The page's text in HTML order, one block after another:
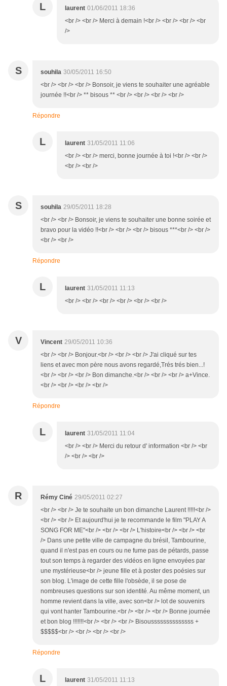
L laurent 01/06/2011 18:36
<br /> <br /> Merci à demain !<br /> <br /> <br /> <br
/>
S souhila 30/05/2011 16:50
<br /> <br /> <br /> Bonsoir, je viens te souhaiter une agréable
journée !!<br /> ** bisous ** <br /> <br /> <br /> <br />
Répondre
L laurent 31/05/2011 11:06
<br /> <br /> merci, bonne journée à toi !<br /> <br />
<br /> <br />
S souhila 29/05/2011 18:28
<br /> <br /> Bonsoir, je viens te souhaiter une bonne soirée et
bravo pour la vidéo !!<br /> <br /> <br /> bisous ***<br /> <br />
<br /> <br />
Répondre
L laurent 31/05/2011 11:13
<br /> <br /> <br /> <br /> <br /> <br />
V Vincent 29/05/2011 10:36
<br /> <br /> Bonjour.<br /> <br /> <br /> J'ai cliqué sur tes
liens et avec mon père nous avons regardé,Trés trés bien...!
<br /> <br /> <br /> Bon dimanche.<br /> <br /> <br /> a+Vince.
<br /> <br /> <br /> <br />
Répondre
L laurent 31/05/2011 11:04
<br /> <br /> Merci du retour d' information <br /> <br
/> <br /> <br />
R Rémy Ciné 29/05/2011 02:27
<br /> <br /> Je te souhaite un bon dimanche Laurent !!!!!<br />
<br /> <br /> Et aujourd'hui je te recommande le film "PLAY A
SONG FOR ME"<br /> <br /> <br /> L'histoire<br /> <br /> <br
/> Dans une petite ville de campagne du brésil, Tambourine,
quand il n'est pas en cours ou ne fume pas de pétards, passe
tout son temps à regarder des vidéos en ligne envoyées par
une mystérieuse<br /> jeune fille et à poster des poésies sur
son blog. L'image de cette fille l'obsède, il se pose de
nombreuses questions sur son identité. Au même moment, un
homme revient dans la ville, avec son<br /> lot de souvenirs
qui vont hanter Tambourine.<br /> <br /> <br /> Bonne journée
et bon blog !!!!!!!<br /> <br /> <br /> Bisoussssssssssssss +
$$$$$<br /> <br /> <br /> <br />
Répondre
L laurent 31/05/2011 11:13